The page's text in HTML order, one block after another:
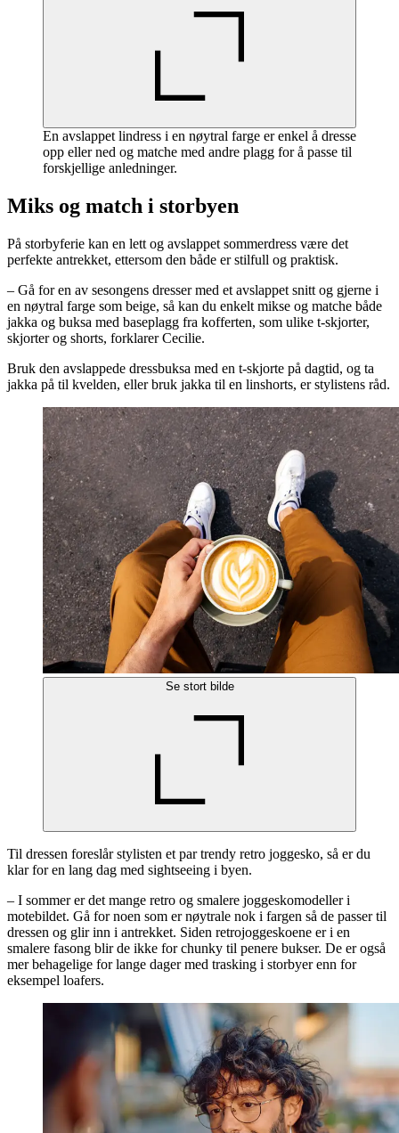
En avslappet lindress i en nøytral farge er enkel å dresse
opp eller ned og matche med andre plagg for å passe til
forskjellige anledninger.
Miks og match i storbyen
På storbyferie kan en lett og avslappet sommerdress være det
perfekte antrekket, ettersom den både er stilfull og praktisk.
– Gå for en av sesongens dresser med et avslappet snitt og gjerne i
en nøytral farge som beige, så kan du enkelt mikse og matche både
jakka og buksa med baseplagg fra kofferten, som ulike t-skjorter,
skjorter og shorts, forklarer Cecilie.
Bruk den avslappede dressbuksa med en t-skjorte på dagtid, og ta
jakka på til kvelden, eller bruk jakka til en linshorts, er stylistens råd.
Se stort bilde
Til dressen foreslår stylisten et par trendy retro joggesko, så er du
klar for en lang dag med sightseeing i byen.
– I sommer er det mange retro og smalere joggeskomodeller i
motebildet. Gå for noen som er nøytrale nok i fargen så de passer til
dressen og glir inn i antrekket. Siden retrojoggeskoene er i en
smalere fasong blir de ikke for chunky til penere bukser. De er også
mer behagelige for lange dager med trasking i storbyer enn for
eksempel loafers.